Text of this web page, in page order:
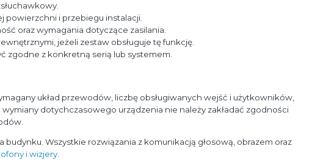
powierzchni i przebiegu instalacji.
oraz wymagania dotyczące zasilania.
jeżeli zestaw obsługuje tę funkcję.
zgodne z konkretną serią lub systemem.
układ przewodów, liczbę obsługiwanych wejść i użytkowników,
dotychczasowego urządzenia nie należy zakładać zgodności
Wszystkie rozwiązania z komunikacją głosową, obrazem oraz
i wizjery.